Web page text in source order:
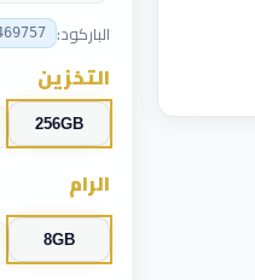
الباركود:
التخزين
256GB
الرام
8GB